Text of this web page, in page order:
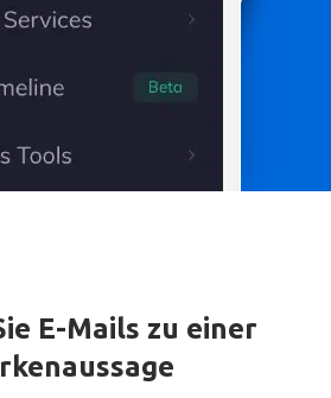
E-Mails zu einer